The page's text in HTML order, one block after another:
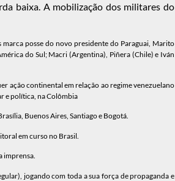
baixa. A mobilização dos militares do
marca posse do novo presidente do Paraguai, Marito
do Sul; Macri (Argentina), Piñera (Chile) e Iván
ação continental em relação ao regime venezuelano
e política, na Colômbia
Buenos Aires, Santiago e Bogotá.
em curso no Brasil.
imprensa.
jogando com toda a sua força de propaganda e